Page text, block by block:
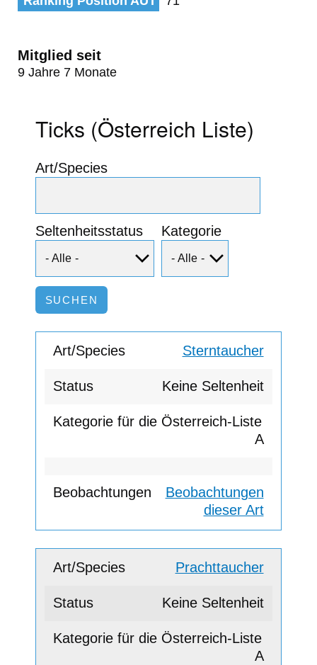
Mitglied seit
9 Jahre 7 Monate
Ticks (Österreich Liste)
Art/Species
Seltenheitsstatus Kategorie
Sterntaucher
Keine Seltenheit
A
Beobachtungen
dieser Art
Prachttaucher
Keine Seltenheit
A